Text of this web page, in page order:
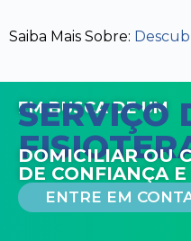
Saiba Mais Sobre:
EM BUSCA DE UM
SERVIÇO
DOMICILIAR OU
DE CONFIANÇA
ENTRE EM